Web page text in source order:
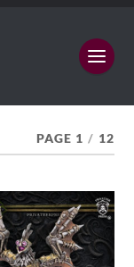
PAGE 1 / 12